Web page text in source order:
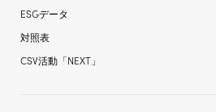
ESGデータ
対照表
CSV活動「NEXT」